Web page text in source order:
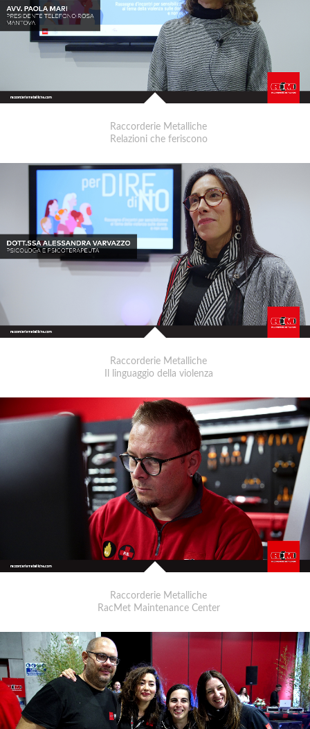
Raccorderie Metalliche
Relazioni che feriscono
Raccorderie Metalliche
Il linguaggio della violenza
Raccorderie Metalliche
RacMet Maintenance Center